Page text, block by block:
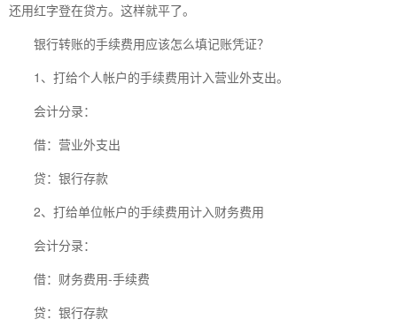
还用红字登在贷方。这样就平了。
银行转账的手续费用应该怎么填记账凭证？
1、打给个人帐户的手续费用计入营业外支出。
会计分录：
借：营业外支出
贷：银行存款
2、打给单位帐户的手续费用计入财务费用
会计分录：
借：财务费用-手续费
贷：银行存款